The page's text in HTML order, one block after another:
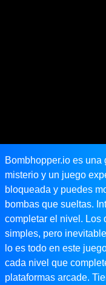
Bombhopper.io es
misterio y un juego
bloqueada y puedes
bombas que sueltas.
completar el nivel. Los
simples, pero
lo es todo en este
cada nivel que
plataformas arcade.